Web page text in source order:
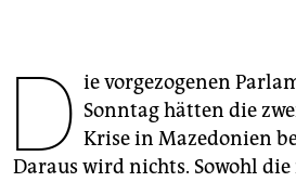
unterstützen
genossenschaft
D ie vorgezogenen
Sonntag hätten die
Krise in Mazedonien
Daraus wird nichts. Sowohl